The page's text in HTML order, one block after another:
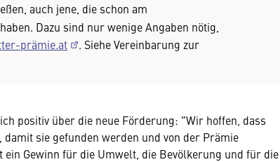
auch jene, die schon am
Dazu sind nur wenige Angaben nötig,
prämie.at
. Siehe Vereinbarung zur
positiv über die neue Förderung: "Wir hoffen, dass
sie gefunden werden und von der Prämie
Gewinn für die Umwelt, die Bevölkerung und für die